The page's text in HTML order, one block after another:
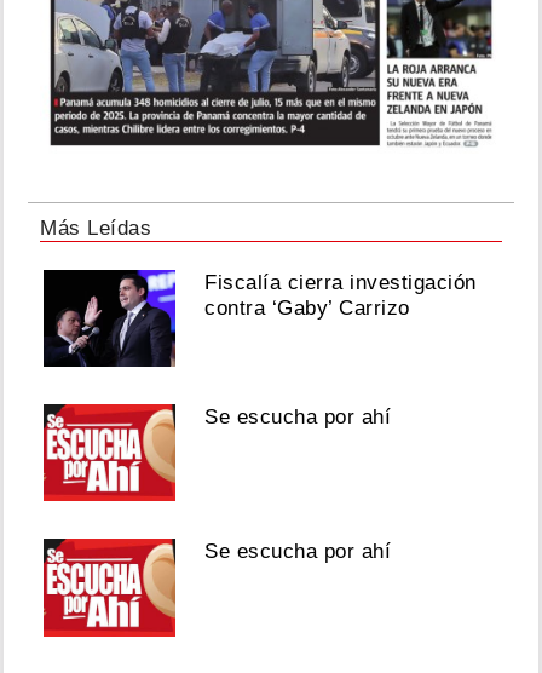
Más Leídas
Fiscalía cierra investigación
contra ‘Gaby’ Carrizo
Se escucha por ahí
Se escucha por ahí